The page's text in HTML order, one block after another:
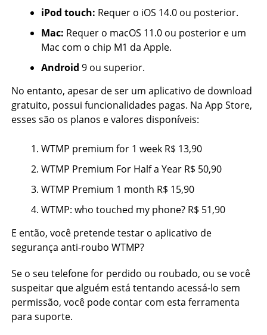
iPod touch: Requer o iOS 14.0 ou posterior.
Mac: Requer o macOS 11.0 ou posterior e um
Mac com o chip M1 da Apple.
Android 9 ou superior.
No entanto, apesar de ser um aplicativo de download
gratuito, possui funcionalidades pagas. Na App Store,
esses são os planos e valores disponíveis:
WTMP premium for 1 week R$ 13,90
WTMP Premium For Half a Year R$ 50,90
WTMP Premium 1 month R$ 15,90
WTMP: who touched my phone? R$ 51,90
E então, você pretende testar o aplicativo de
segurança anti-roubo WTMP?
Se o seu telefone for perdido ou roubado, ou se você
suspeitar que alguém está tentando acessá-lo sem
permissão, você pode contar com esta ferramenta
para suporte.